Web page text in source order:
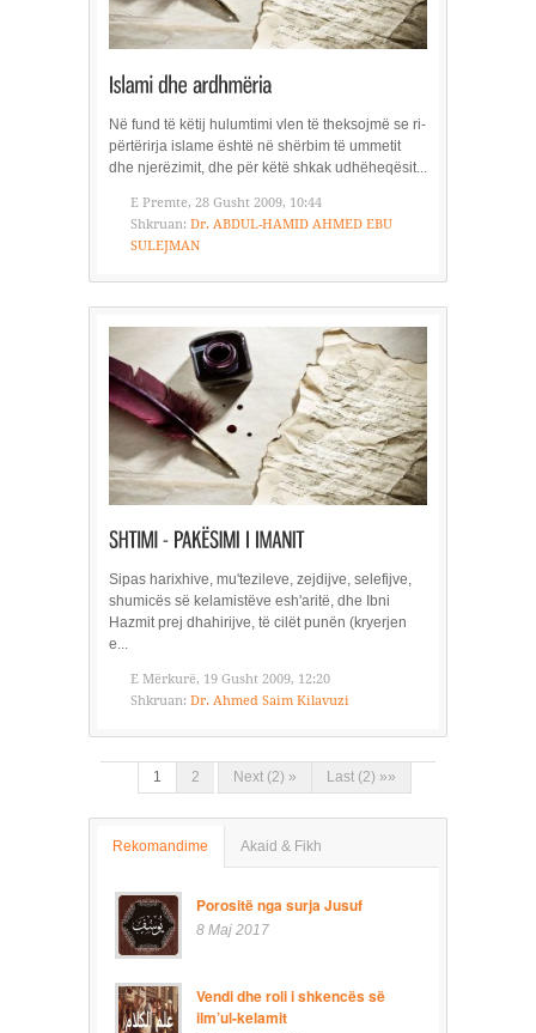
Në fund të këtij hulumtimi vlen të theksojmë se ri­
për­tërirja islame është në shërbim të ummetit
dhe nje­rë­zi­mit, dhe për këtë shkak udhëheqësit...
E Premte, 28 Gusht 2009, 10:44
Shkruan: Dr. ABDUL-HAMID AHMED EBU
SULEJMAN
Sipas harixhive, mu'tezileve, zejdijve, selefijve,
shumicës së kelamistëve esh'aritë, dhe Ibni
Hazmit prej dhahirijve, të cilët punën (kryerjen
e...
E Mërkurë, 19 Gusht 2009, 12:20
Shkruan: Dr. Ahmed Saim Kilavuzi
1 2 Next (2) » Last (2) »»
Rekomandime Akaid & Fikh
Porositë nga surja Jusuf
8 Maj 2017
Vendi dhe roli i shkencës së
ilm’ul-kelamit